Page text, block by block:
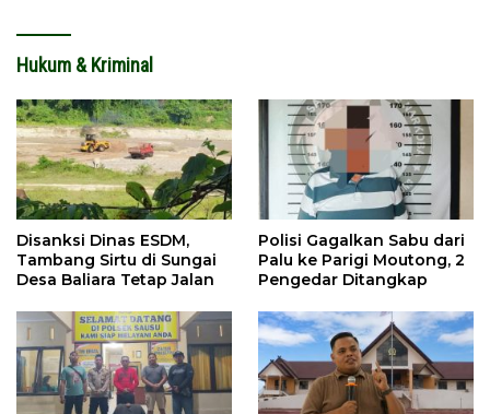
Hukum & Kriminal
Disanksi Dinas ESDM,
Tambang Sirtu di Sungai
Desa Baliara Tetap Jalan
Polisi Gagalkan Sabu dari
Palu ke Parigi Moutong, 2
Pengedar Ditangkap